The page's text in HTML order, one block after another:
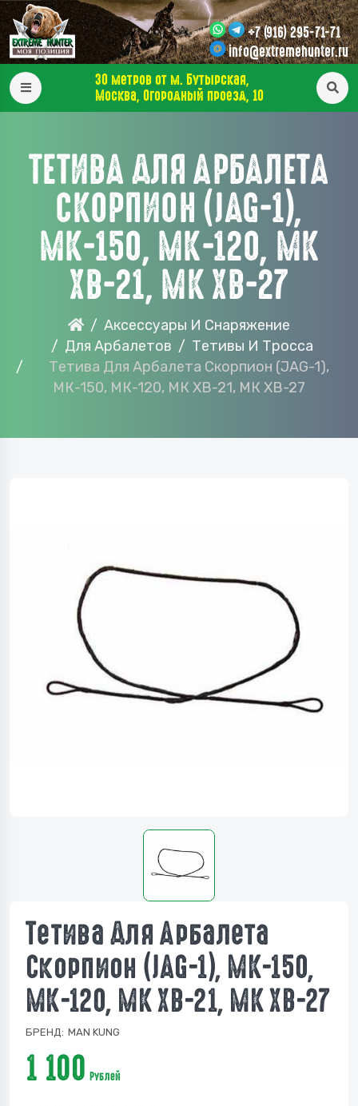
+7 (916) 295-71-71
info@extremehunter.ru
30 метров от м. Бутырская,
Москва, Огородный проезд, 10
ТЕТИВА ДЛЯ АРБАЛЕТА
СКОРПИОН (JAG-1),
МК-150, МК-120, МК
ХВ-21, МК ХВ-27
Аксессуары И Снаряжение
Для Арбалетов
Тетивы И Тросса
Тетива Для Арбалета Скорпион (JAG-1),
МК-150, МК-120, МК ХВ-21, МК ХВ-27
Тетива Для Арбалета
Скорпион (JAG-1), МК-150,
МК-120, МК ХВ-21, МК ХВ-27
БРЕНД: MAN KUNG
1 100 Рублей